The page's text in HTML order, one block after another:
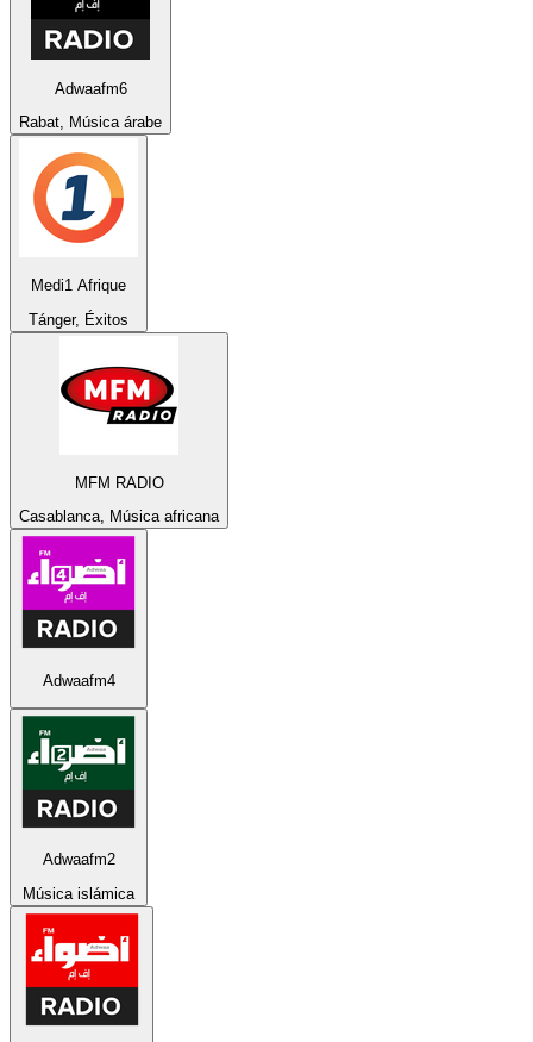
Adwaafm6
Rabat, Música árabe
Medi1 Afrique
Tánger, Éxitos
MFM RADIO
Casablanca, Música africana
Adwaafm4
Adwaafm2
Música islámica